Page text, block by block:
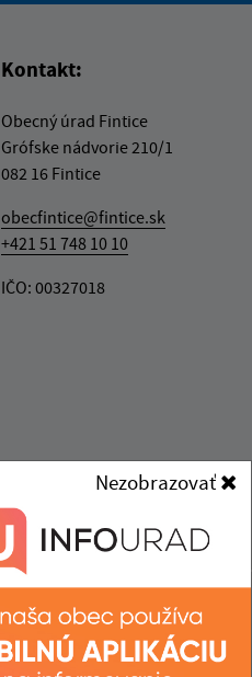
Nezobrazovať
Kontakt:
Obecný úrad Fintice
Grófske nádvorie 210/1
082 16 Fintice
obecfintice@fintice.sk
+421 51 748 10 10
IČO: 00327018